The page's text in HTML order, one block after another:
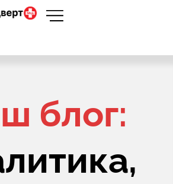
блог: